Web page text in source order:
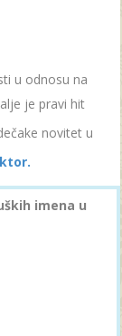
u odnosu na
je pravi hit
novitet u
imena u